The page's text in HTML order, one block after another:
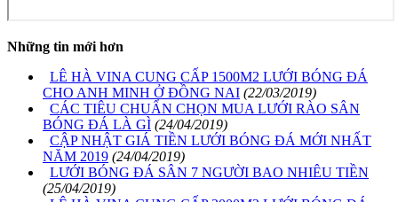
Những tin mới hơn
LÊ HÀ VINA CUNG CẤP 1500M2 LƯỚI BÓNG ĐÁ
CHO ANH MINH Ở ĐỒNG NAI (22/03/2019)
CÁC TIÊU CHUẨN CHỌN MUA LƯỚI RÀO SÂN
BÓNG ĐÁ LÀ GÌ (24/04/2019)
CẬP NHẬT GIÁ TIỀN LƯỚI BÓNG ĐÁ MỚI NHẤT
NĂM 2019 (24/04/2019)
LƯỚI BÓNG ĐÁ SÂN 7 NGƯỜI BAO NHIÊU TIỀN
(25/04/2019)